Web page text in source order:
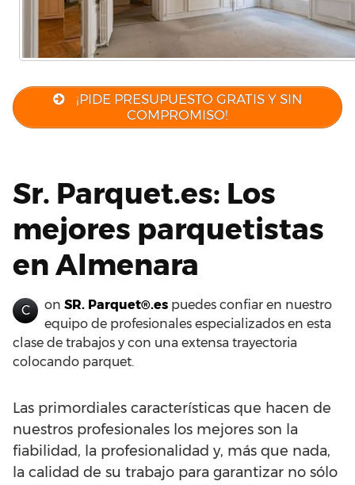
¡PIDE PRESUPUESTO GRATIS Y SIN
COMPROMISO!
Sr. Parquet.es: Los
mejores parquetistas
en Almenara
C on SR. Parquet®.es puedes confiar en nuestro
equipo de profesionales especializados en esta
clase de trabajos y con una extensa trayectoria
colocando parquet.
Las primordiales características que hacen de
nuestros profesionales los mejores son la
fiabilidad, la profesionalidad y, más que nada,
la calidad de su trabajo para garantizar no sólo